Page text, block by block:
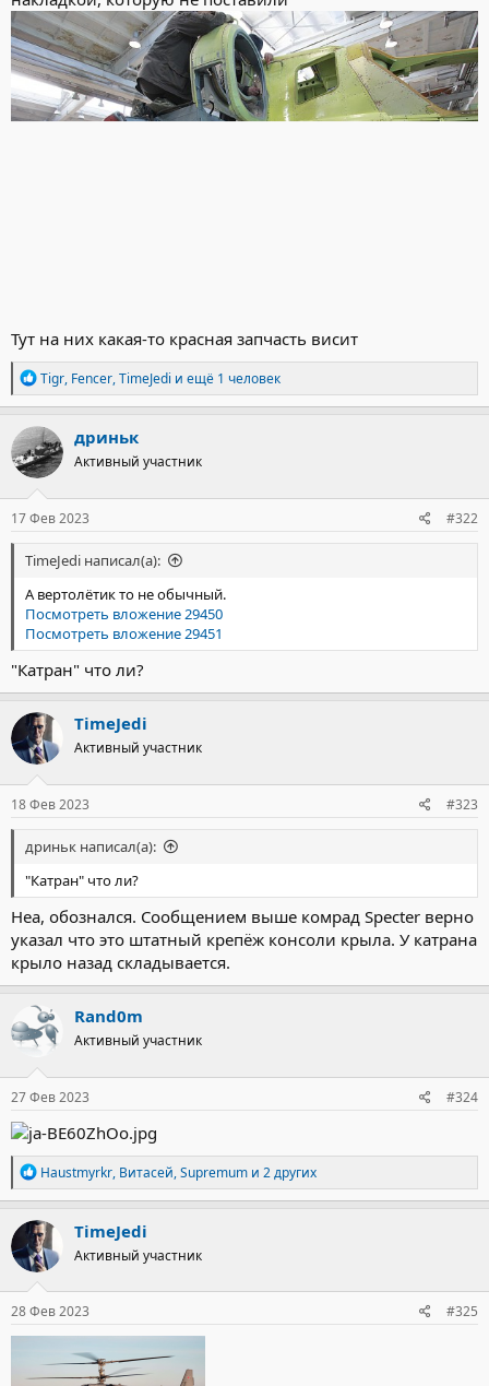
Тут на них какая-то красная запчасть висит
Р
е
а
к
ц
и
и
:
Tigr, Fencer,TimeJedi и ещё 1 человек
дриньк
Активный участник
17 Фев 2023 #322
TimeJedi написал(а):
А вертолётик то не обычный.
Посмотреть вложение 29450
Посмотреть вложение 29451
"Катран" что ли?
TimeJedi
Активный участник
18 Фев 2023 #323
дриньк написал(а):
"Катран" что ли?
Неа, обознался. Сообщением выше комрад Specter верно
указал что это штатный крепёж консоли крыла. У катрана
крыло назад складывается.
Rand0m
Активный участник
27 Фев 2023 #324
Р
е
а
к
ц
и
и
:
Haustmyrkr, Витасей,Supremum и 2 других
TimeJedi
Активный участник
28 Фев 2023 #325